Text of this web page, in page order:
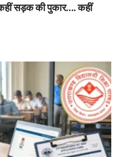
सड़क की पुकार…. कहीं